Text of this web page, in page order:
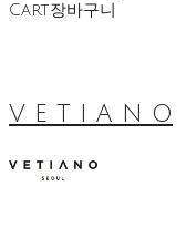
Cart장바구니
V E T I A N O